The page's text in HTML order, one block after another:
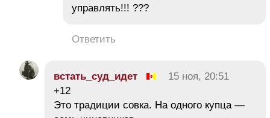
управлять!!! ???
Ответить
встать_суд_идет
15 ноя, 20:51
+12
Это традиции совка. На одного купца —